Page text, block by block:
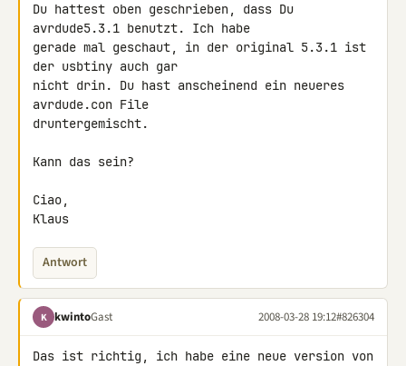
Du hattest oben geschrieben, dass Du
avrdude5.3.1 benutzt. Ich habe
gerade mal geschaut, in der original 5.3.1 ist
der usbtiny auch gar
nicht drin. Du hast anscheinend ein neueres
avrdude.con File
druntergemischt.
Kann das sein?
Ciao,
Klaus
Antwort
K kwintoGast 2008-03-28 19:12#826304
Das ist richtig, ich habe eine neue version von